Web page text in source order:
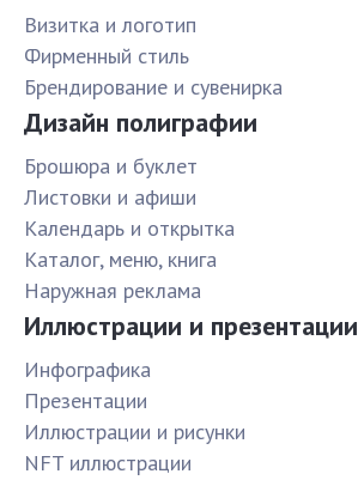
Визитка и логотип
Фирменный стиль
Брендирование и сувенирка
Дизайн полиграфии
Брошюра и буклет
Листовки и афиши
Календарь и открытка
Каталог, меню, книга
Наружная реклама
Иллюстрации и презентации
Инфографика
Презентации
Иллюстрации и рисунки
NFT иллюстрации